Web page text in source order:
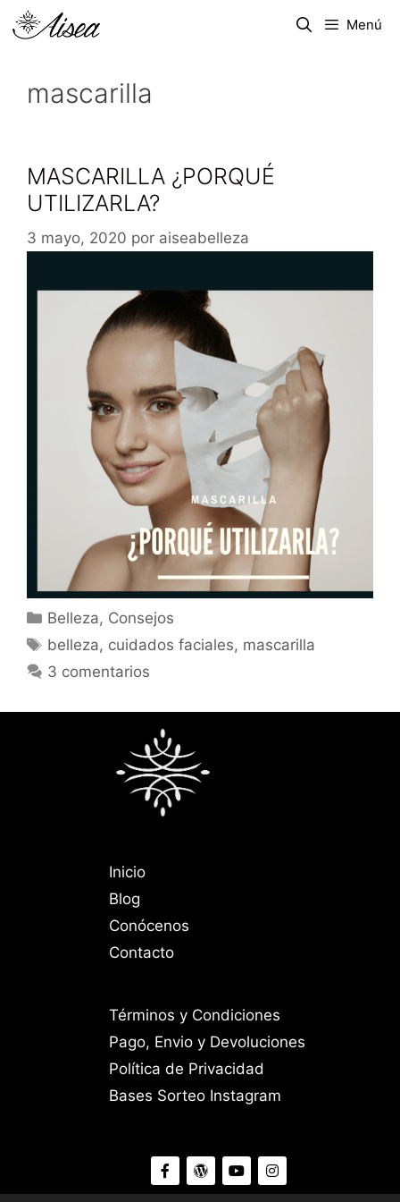
Menú
mascarilla
MASCARILLA ¿PORQUÉ
UTILIZARLA?
3 mayo, 2020 por aiseabelleza
Belleza, Consejos
belleza, cuidados faciales, mascarilla
3 comentarios
Inicio
Blog
Conócenos
Contacto
Términos y Condiciones
Pago, Envio y Devoluciones
Política de Privacidad
Bases Sorteo Instagram